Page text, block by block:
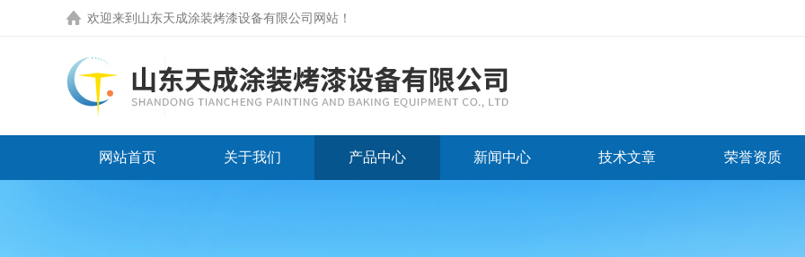
欢迎来到 山东天成涂装烤漆设备有限公司网站 ！
网站首页 关于我们 产品中心 新闻中心 技术文章 荣誉资质